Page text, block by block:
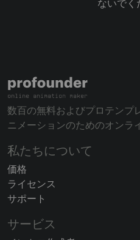
ないでく
数百の無料およびプロテンプ
ニメーションのためのオンラ
私たちについて
価格
ライセンス
サポート
サービス